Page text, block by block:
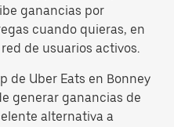
ganancias por
cuando quieras, en
de usuarios activos.
de Uber Eats en Bonney
generar ganancias de
alternativa a